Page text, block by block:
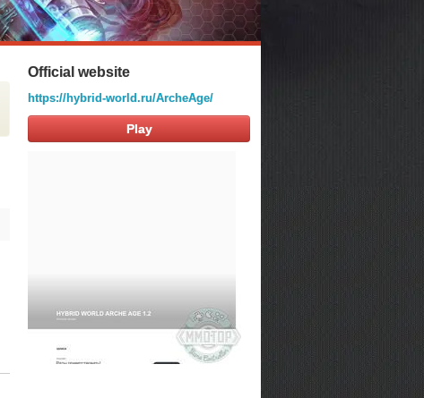
Official website
https://hybrid-world.ru/ArcheAge/
Play